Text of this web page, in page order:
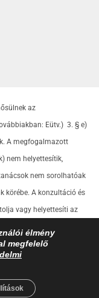
az
Eütv.) 3. § e)
A megfogalmazott
nem helyettesítik,
nem sorolhatóak
körébe. A konzultáció és
vagy helyettesíti az
tájékoztató
élmény
megfelelő